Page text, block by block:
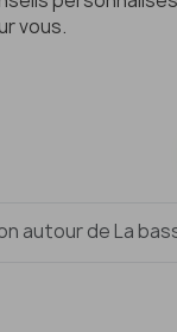
vous.
autour de La